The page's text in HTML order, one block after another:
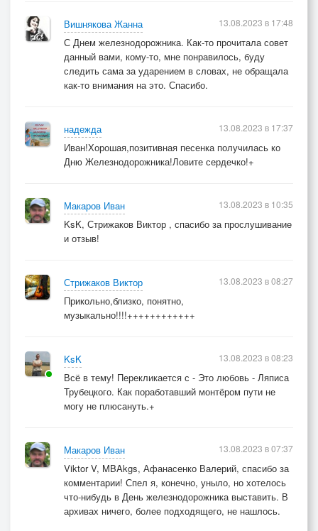
Вишнякова Жанна
С Днем железнодорожника. Как-то прочитала совет
данный вами, кому-то, мне понравилось, буду
следить сама за ударением в словах, не обращала
как-то внимания на это. Спасибо.
13.08.2023 в 17:48
надежда
Иван!Хорошая,позитивная песенка получилась ко
Дню Железнодорожника!Ловите сердечко!+
13.08.2023 в 17:37
Макаров Иван
KsK, Стрижаков Виктор , спасибо за прослушивание
и отзыв!
13.08.2023 в 10:35
Стрижаков Виктор
Прикольно,близко, понятно,
музыкально!!!!++++++++++++
13.08.2023 в 08:27
KsK
Всё в тему! Перекликается с - Это любовь - Ляписа
Трубецкого. Как поработавший монтёром пути не
могу не плюсануть.+
13.08.2023 в 08:23
Макаров Иван
Viktor V, MBAkgs, Афанасенко Валерий, спасибо за
комментарии! Спел я, конечно, уныло, но хотелось
что-нибудь в День железнодорожника выставить. В
архивах ничего, более подходящего, не нашлось.
13.08.2023 в 07:37